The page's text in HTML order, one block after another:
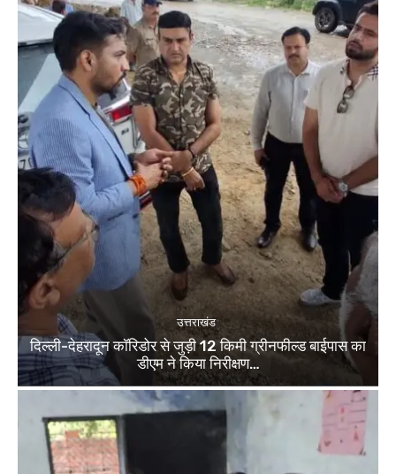
उत्तराखंड
दिल्ली-देहरादून कॉरिडोर से जुड़ी 12 किमी ग्रीनफील्ड बाईपास का
डीएम ने किया निरीक्षण…